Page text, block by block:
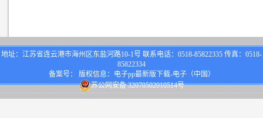
地址：江苏省连云港市海州区东盐河路10-1号 联系电话：0518-85822335 传真：0518-
85822334
备案号： 版权信息：电子pp最新版下载-电子（中国）
苏公网安备 32070502010514号